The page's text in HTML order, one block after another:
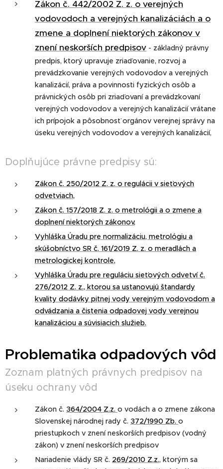
Zákon č. 442/2002 Z. z. o verejných
vodovodoch a verejných kanalizáciách a o
zmene a doplnení niektorých zákonov v
znení neskorších predpisov - základný právny
predpis, ktorý upravuje zriaďovanie, rozvoj a
prevádzkovanie verejných vodovodov a verejných
kanalizácií, práva a povinnosti fyzických osôb a
právnických osôb pri zriaďovaní a prevádzkovaní
verejných vodovodov a verejných kanalizácií vrátane
ich prípojok a pôsobnosť orgánov verejnej správy na
úseku verejných vodovodov a verejných kanalizácií,
Doplňujúce právne predpisy sú:
Zákon č. 250/2012 Z. z. o regulácii v sieťových
odvetviach,
Zákon č. 157/2018 Z. z. o metrológii a o zmene a
doplnení niektorých zákonov,
Vyhláška Úradu pre normalizáciu, metrológiu a
skúšobníctvo SR č. 161/2019 Z. z. o meradlách a
metrologickej kontrole,
Vyhláška Úradu pre reguláciu sieťových odvetví č.
276/2012 Z. z., ktorou sa ustanovujú štandardy
kvality dodávky pitnej vody verejným vodovodom a
odvádzania a čistenia odpadovej vody verejnou
kanalizáciou a súvisiacich služieb.
Problematika odpadových vôd
Zoznam platných právnych predpisov na
úseku ochrany vôd
Zákon č. 364/2004 Z.z. o vodách a o zmene zákona
Slovenskej národnej rady č. 372/1990 Zb. o
priestupkoch v znení neskorších predpisov (vodný
zákon) v znení neskorších predpisov
Nariadenie vlády SR č. 269/2010 Z.z., ktorým sa